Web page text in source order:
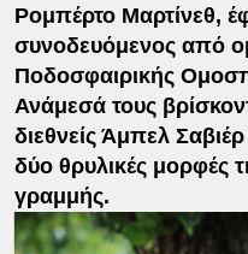
Ρομπέρτο Μαρτίνεθ,
συνοδευόμενος από
Ποδοσφαιρικής
Ανάμεσά τους
διεθνείς Άμπελ
δύο θρυλικές μορφές
γραμμής.